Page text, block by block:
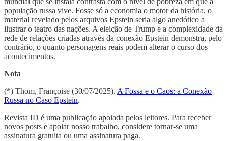
população russa vive. Fosse só a economia o motor da história, o
material revelado pelos arquivos Epstein seria algo anedótico a
ilustrar o teatro das nações. A eleição de Trump e a complexidade da
rede de relações criadas através da conexão Epstein demonstra, pelo
contrário, o quanto personagens reais podem alterar o curso dos
acontecimentos.
Nota
(*) Thom, Françoise (30/07/2025). A Fossa e o Caos: a Conexão
Russa no Caso Epstein.
Revista ID é uma publicação apoiada pelos leitores. Para receber
novos posts e apoiar nosso trabalho, considere tornar-se uma
assinatura gratuita ou uma assinatura paga.